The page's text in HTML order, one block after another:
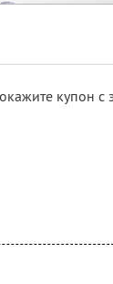
купон с